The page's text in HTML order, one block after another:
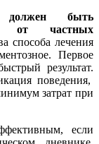
быть
от частных
способа лечения
Первое
результат.
поведения,
затрат при
если